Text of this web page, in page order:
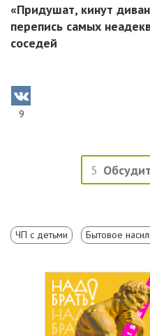
«Придушат, кинут
перепись самых
соседей
9
5
ЧП с детьми Бытовое